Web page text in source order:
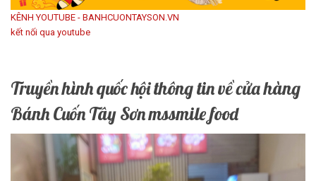
KÊNH YOUTUBE - BANHCUONTAYSON.VN
kết nối qua youtube
Truyền hình quốc hội thông tin về cửa hàng
Bánh Cuốn Tây Sơn mssmile food